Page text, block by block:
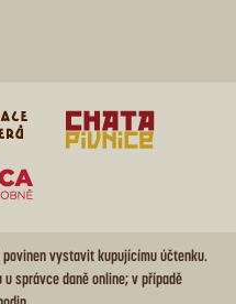
vystavit kupujícímu účtenku.
správce daně online; v případě